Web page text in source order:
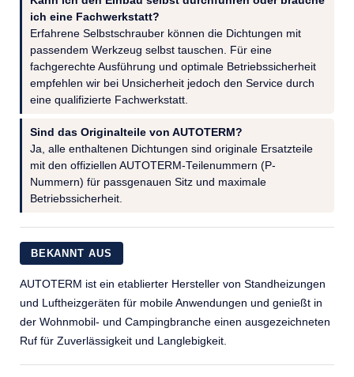
ich eine Fachwerkstatt?
Erfahrene Selbstschrauber können die Dichtungen mit
passendem Werkzeug selbst tauschen. Für eine
fachgerechte Ausführung und optimale Betriebssicherheit
empfehlen wir bei Unsicherheit jedoch den Service durch
eine qualifizierte Fachwerkstatt.
Sind das Originalteile von AUTOTERM?
Ja, alle enthaltenen Dichtungen sind originale Ersatzteile
mit den offiziellen AUTOTERM-Teilenummern (P-
Nummern) für passgenauen Sitz und maximale
Betriebssicherheit.
BEKANNT AUS
AUTOTERM ist ein etablierter Hersteller von Standheizungen
und Luftheizgeräten für mobile Anwendungen und genießt in
der Wohnmobil- und Campingbranche einen ausgezeichneten
Ruf für Zuverlässigkeit und Langlebigkeit.